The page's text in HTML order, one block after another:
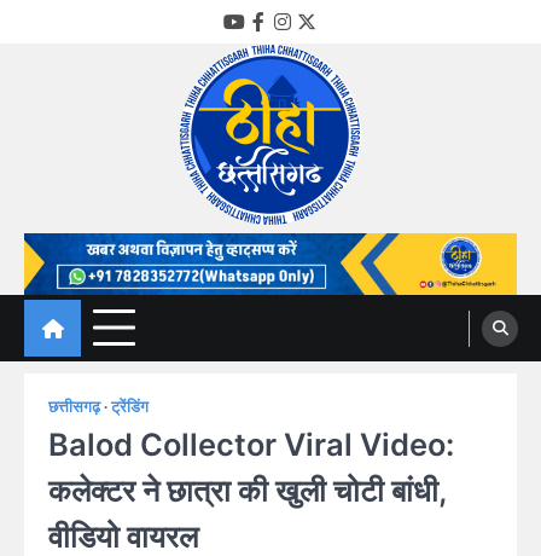
YouTube
Facebook
Instagram
Twitter
Thiha Chhattisgarh
गोठ जन-जन के
छत्तीसगढ़ ट्रेंडिंग
Balod Collector Viral Video:
कलेक्टर ने छात्रा की खुली चोटी बांधी,
वीडियो वायरल